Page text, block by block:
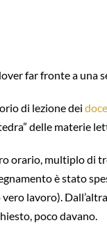
far fronte a una
di lezione dei
delle materie
orario, multiplo di
è stato
lavoro).
poco davano.